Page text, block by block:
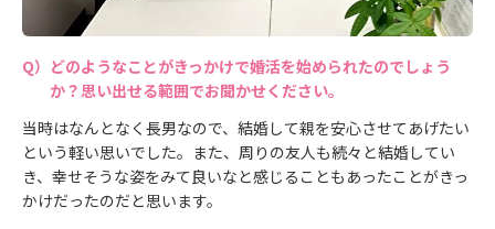
どのようなことがきっかけで婚活を始められたのでしょう
か？思い出せる範囲でお聞かせください。
当時はなんとなく長男なので、結婚して親を安心させてあげたい
という軽い思いでした。また、周りの友人も続々と結婚してい
き、幸せそうな姿をみて良いなと感じることもあったことがきっ
かけだったのだと思います。